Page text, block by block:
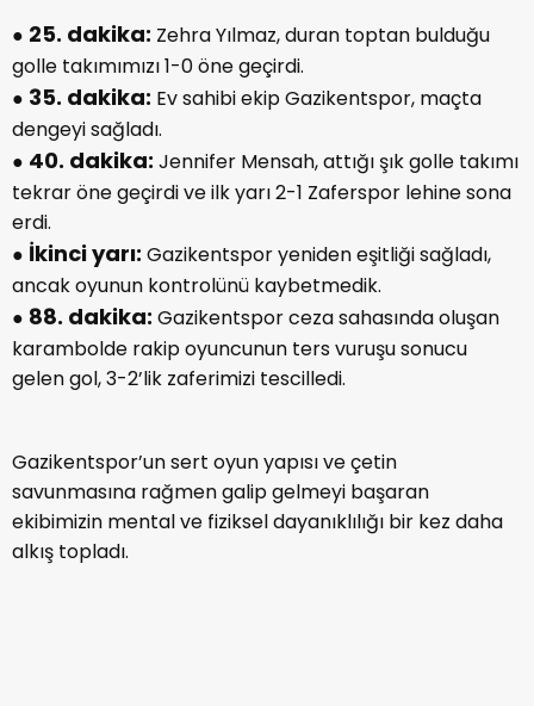
● 25. dakika: Zehra Yılmaz, duran toptan bulduğu
golle takımımızı 1-0 öne geçirdi.
● 35. dakika: Ev sahibi ekip Gazikentspor, maçta
dengeyi sağladı.
● 40. dakika: Jennifer Mensah, attığı şık golle takımı
tekrar öne geçirdi ve ilk yarı 2-1 Zaferspor lehine sona
erdi.
● İkinci yarı: Gazikentspor yeniden eşitliği sağladı,
ancak oyunun kontrolünü kaybetmedik.
● 88. dakika: Gazikentspor ceza sahasında oluşan
karambolde rakip oyuncunun ters vuruşu sonucu
gelen gol, 3-2’lik zaferimizi tescilledi.
Gazikentspor’un sert oyun yapısı ve çetin
savunmasına rağmen galip gelmeyi başaran
ekibimizin mental ve fiziksel dayanıklılığı bir kez daha
alkış topladı.